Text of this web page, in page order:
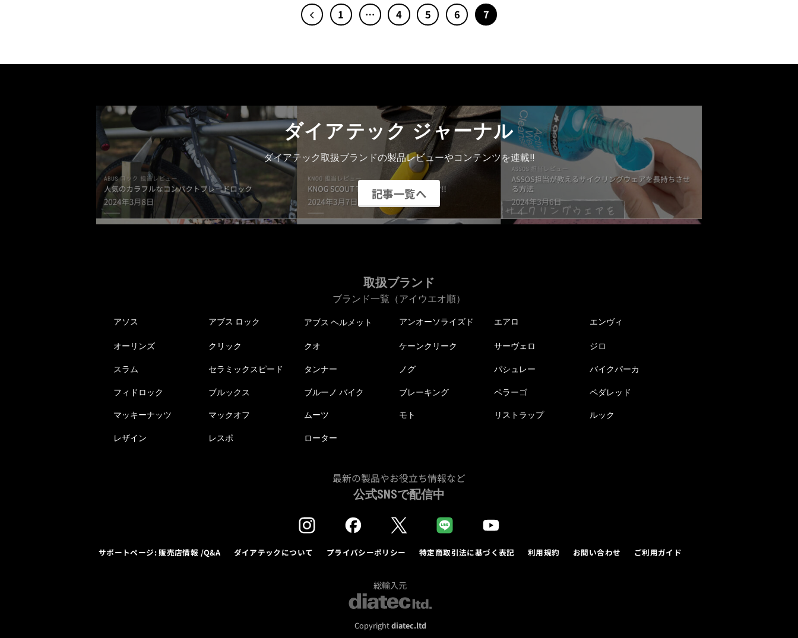
1 … 4 5 6 7
ダイアテック ジャーナル
ダイアテック取扱ブランドの製品レビューやコンテンツを連載!!
記事一覧へ
取扱ブランド
ブランド一覧（アイウエオ順）
アソス アブス ロック アブス ヘルメット アンオーソライズド エアロ エンヴィ
オーリンズ クリック クオ ケーンクリーク サーヴェロ ジロ
スラム セラミックスピード タンナー ノグ パシュレー バイクパーカ
フィドロック ブルックス ブルーノ バイク ブレーキング ペラーゴ ペダレッド
マッキーナッツ マックオフ ムーツ モト リストラップ ルック
レザイン レスポ ローター
最新の製品やお役立ち情報など
公式SNSで配信中
サポートページ: 販売店情報 /Q&A ダイアテックについて プライバシーポリシー 特定商取引法に基づく表記 利用規約 お問い合わせ ご利用ガイド
総輸入元
Copyrightdiatec.ltd